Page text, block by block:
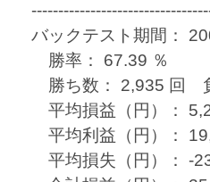
バックテスト期間：
勝率： 67.39 ％
勝ち数： 2,935 回
平均損益（円）：
平均利益（円）：
平均損失（円）： -